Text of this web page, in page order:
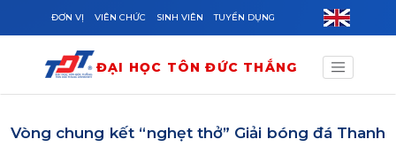
Skip to main content
ĐƠN VỊ VIÊN CHỨC SINH VIÊN TUYỂN DỤNG
ĐẠI HỌC TÔN ĐỨC THẮNG
Vòng chung kết “nghẹt thở” Giải bóng đá Thanh